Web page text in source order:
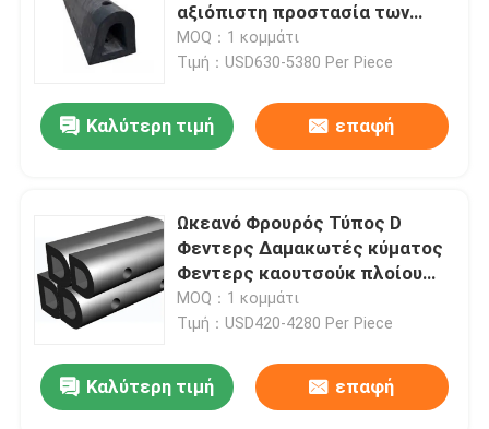
αξιόπιστη προστασία των
θαλάσσιων αποβάθρων
MOQ：1 κομμάτι
Τιμή：USD630-5380 Per Piece
Καλύτερη τιμή επαφή
Ωκεανό Φρουρός Τύπος D
Φεντερς Δαμακωτές κύματος
Φεντερς καουτσούκ πλοίου
Απορροφητικοί
MOQ：1 κομμάτι
Τιμή：USD420-4280 Per Piece
Καλύτερη τιμή επαφή